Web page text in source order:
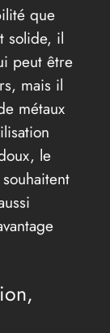
que
solide, il
peut être
mais il
métaux
le